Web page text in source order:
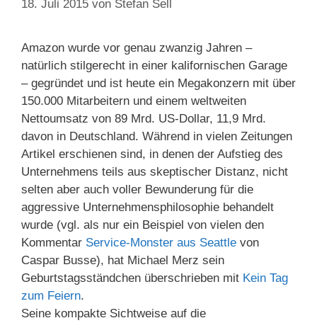
18. Juli 2015 von Stefan Sell
Amazon wurde vor genau zwanzig Jahren –
natürlich stilgerecht in einer kalifornischen Garage
– gegründet und ist heute ein Megakonzern mit über
150.000 Mitarbeitern und einem weltweiten
Nettoumsatz von 89 Mrd. US-Dollar, 11,9 Mrd.
davon in Deutschland. Während in vielen Zeitungen
Artikel erschienen sind, in denen der Aufstieg des
Unternehmens teils aus skeptischer Distanz, nicht
selten aber auch voller Bewunderung für die
aggressive Unternehmensphilosophie behandelt
wurde (vgl. als nur ein Beispiel von vielen den
Kommentar Service-Monster aus Seattle von
Caspar Busse), hat Michael Merz sein
Geburtstagsständchen überschrieben mit Kein Tag
zum Feiern.
Seine kompakte Sichtweise auf die